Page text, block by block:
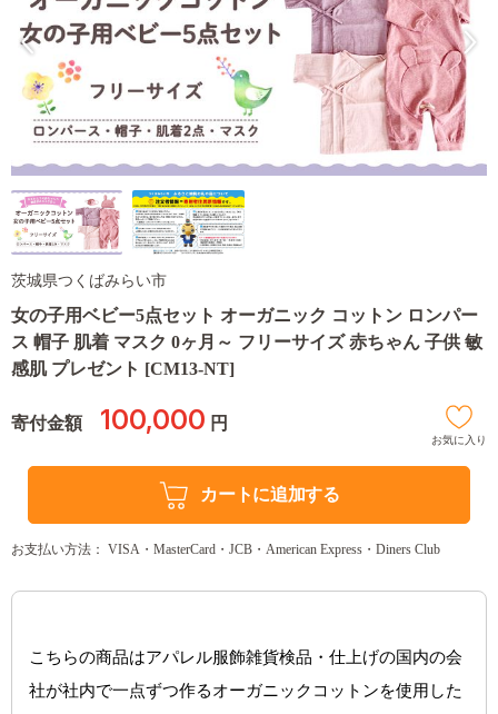
茨城県つくばみらい市
女の子用ベビー5点セット オーガニック コットン ロンパー
ス 帽子 肌着 マスク 0ヶ月～ フリーサイズ 赤ちゃん 子供 敏
感肌 プレゼント [CM13-NT]
寄付金額 100,000 円
お気に入り
カートに追加する
お支払い方法： VISA・MasterCard・JCB・American Express・Diners Club
こちらの商品はアパレル服飾雑貨検品・仕上げの国内の会
社が社内で一点ずつ作るオーガニックコットンを使用した